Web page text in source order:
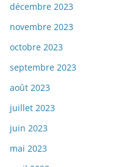
décembre 2023
novembre 2023
octobre 2023
septembre 2023
août 2023
juillet 2023
juin 2023
mai 2023